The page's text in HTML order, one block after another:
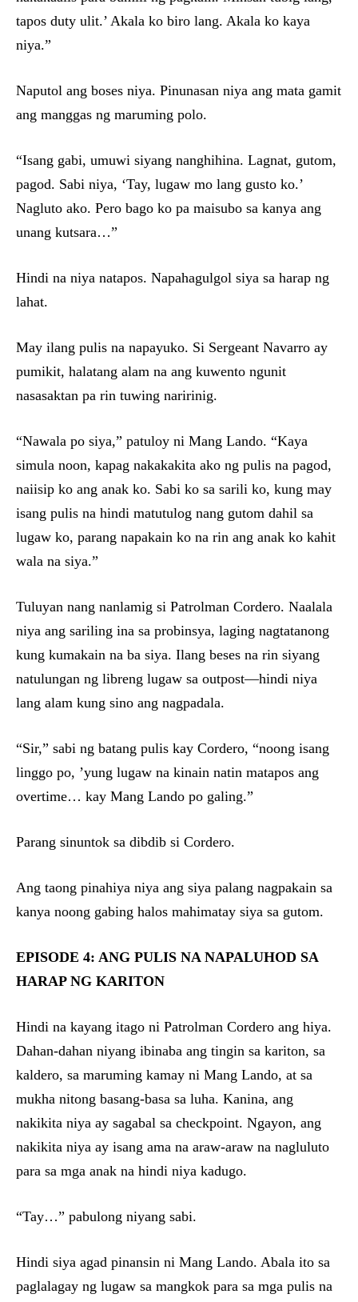
tapos duty ulit.’ Akala ko biro lang. Akala ko kaya
niya.”
Naputol ang boses niya. Pinunasan niya ang mata gamit
ang manggas ng maruming polo.
“Isang gabi, umuwi siyang nanghihina. Lagnat, gutom,
pagod. Sabi niya, ‘Tay, lugaw mo lang gusto ko.’
Nagluto ako. Pero bago ko pa maisubo sa kanya ang
unang kutsara…”
Hindi na niya natapos. Napahagulgol siya sa harap ng
lahat.
May ilang pulis na napayuko. Si Sergeant Navarro ay
pumikit, halatang alam na ang kuwento ngunit
nasasaktan pa rin tuwing naririnig.
“Nawala po siya,” patuloy ni Mang Lando. “Kaya
simula noon, kapag nakakakita ako ng pulis na pagod,
naiisip ko ang anak ko. Sabi ko sa sarili ko, kung may
isang pulis na hindi matutulog nang gutom dahil sa
lugaw ko, parang napakain ko na rin ang anak ko kahit
wala na siya.”
Tuluyan nang nanlamig si Patrolman Cordero. Naalala
niya ang sariling ina sa probinsya, laging nagtatanong
kung kumakain na ba siya. Ilang beses na rin siyang
natulungan ng libreng lugaw sa outpost—hindi niya
lang alam kung sino ang nagpadala.
“Sir,” sabi ng batang pulis kay Cordero, “noong isang
linggo po, ’yung lugaw na kinain natin matapos ang
overtime… kay Mang Lando po galing.”
Parang sinuntok sa dibdib si Cordero.
Ang taong pinahiya niya ang siya palang nagpakain sa
kanya noong gabing halos mahimatay siya sa gutom.
EPISODE 4: ANG PULIS NA NAPALUHOD SA
HARAP NG KARITON
Hindi na kayang itago ni Patrolman Cordero ang hiya.
Dahan-dahan niyang ibinaba ang tingin sa kariton, sa
kaldero, sa maruming kamay ni Mang Lando, at sa
mukha nitong basang-basa sa luha. Kanina, ang
nakikita niya ay sagabal sa checkpoint. Ngayon, ang
nakikita niya ay isang ama na araw-araw na nagluluto
para sa mga anak na hindi niya kadugo.
“Tay…” pabulong niyang sabi.
Hindi siya agad pinansin ni Mang Lando. Abala ito sa
paglalagay ng lugaw sa mangkok para sa mga pulis na